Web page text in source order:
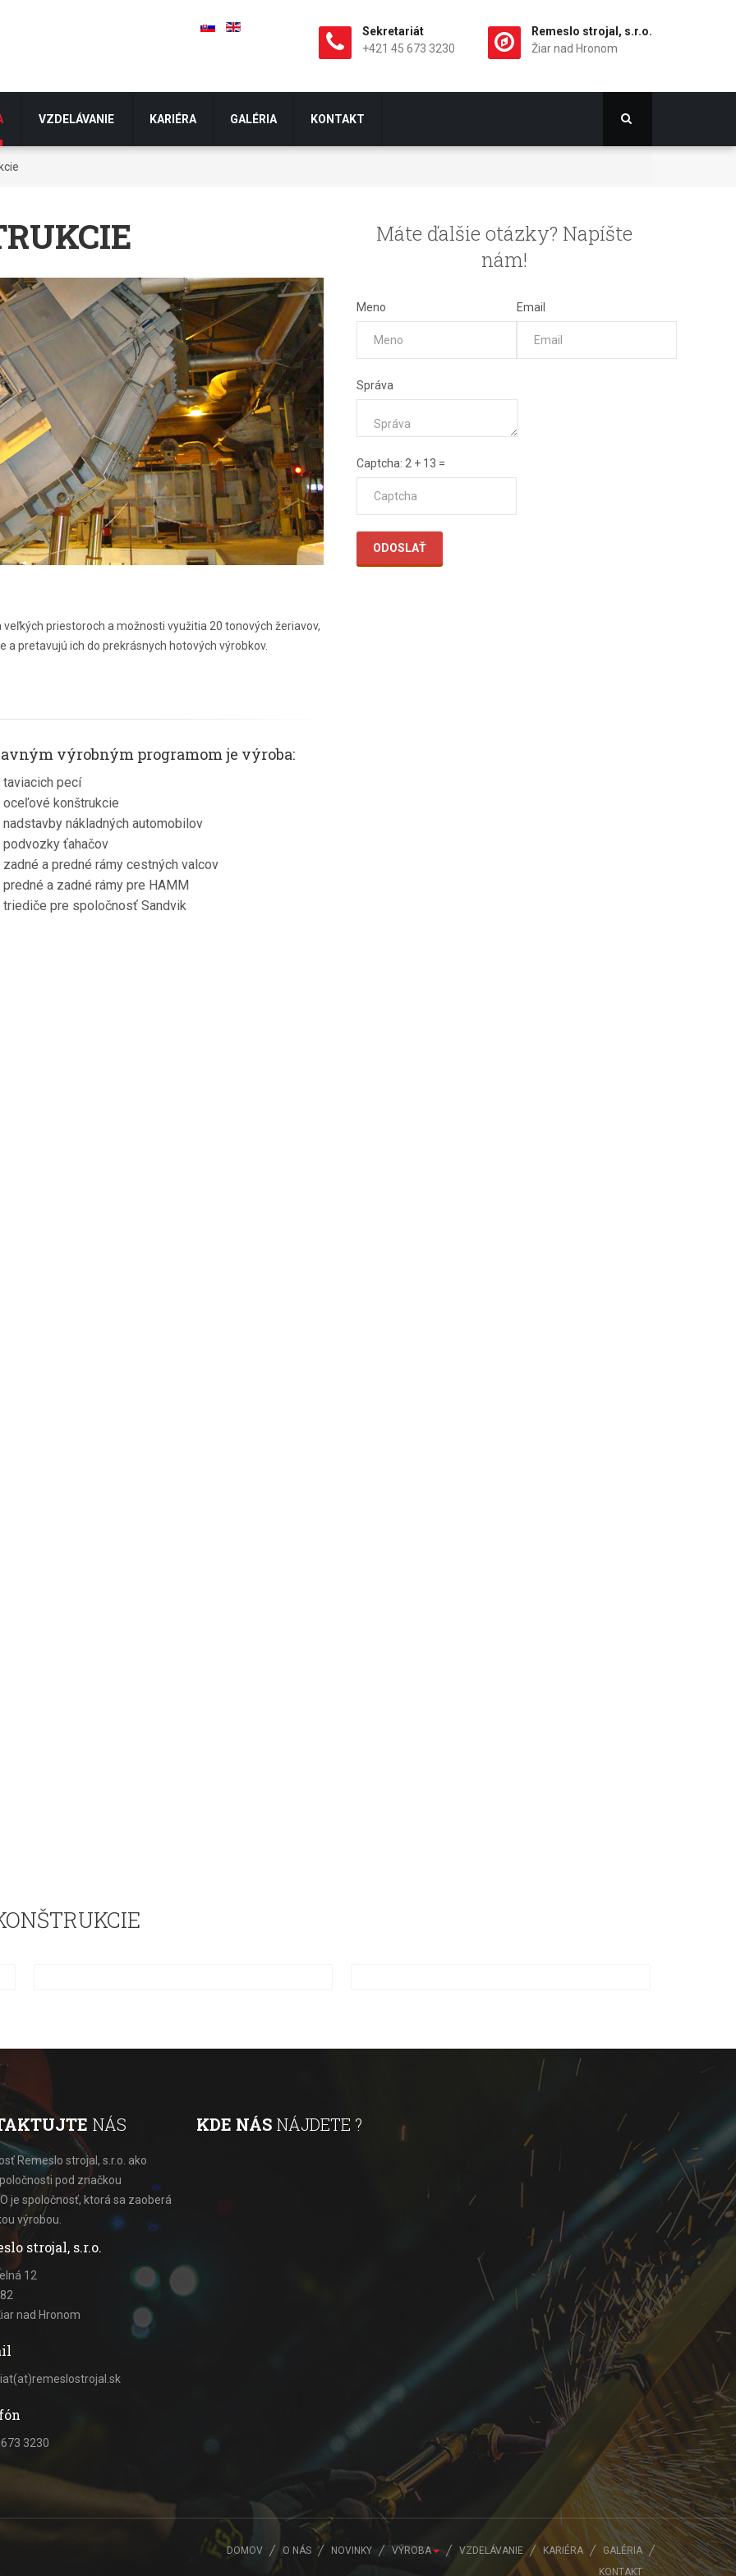
Sekretariát
+421 45 673 3230
Remeslo strojal, s.r.o.
Žiar nad Hronom
VZDELÁVANIE KARIÉRA GALÉRIA KONTAKT
priestoroch a možnosti využitia 20 tonových žeriavov,
pretavujú ich do prekrásnych hotových výrobkov.
výrobným programom je výroba:
taviacich pecí
oceľové konštrukcie
nadstavby nákladných automobilov
podvozky ťahačov
zadné a predné rámy cestných valcov
predné a zadné rámy pre HAMM
triediče pre spoločnosť Sandvik
Máte ďalšie otázky? Napíšte
nám!
Meno Email
Správa
Captcha: 2 + 13 =
ODOSLAŤ
NÁS
Remeslo strojal, s.r.o. ako
pod značkou
je spoločnosť, ktorá sa zaoberá
výrobou.
strojal, s.r.o.
12
nad Hronom
3230
KDE NÁS NÁJDETE ?
DOMOV O NÁS NOVINKY VÝROBA VZDELÁVANIE KARIÉRA
GALÉRIA
KONTAKT